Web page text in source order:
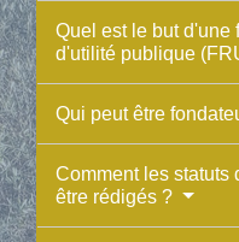
Quel est le but d'une
d'utilité publique
Qui peut être
Comment les statuts
être rédigés ?